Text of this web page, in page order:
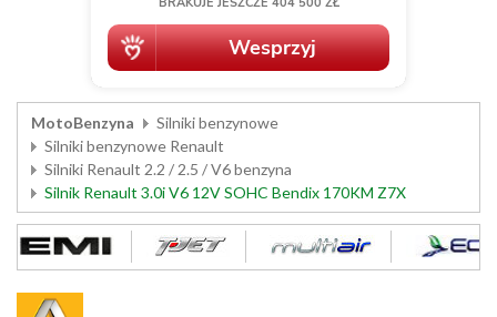
MotoBenzyna
Silniki benzynowe
Silniki benzynowe Renault
Silniki Renault 2.2 / 2.5 / V6 benzyna
Silnik Renault 3.0i V6 12V SOHC Bendix 170KM Z7X